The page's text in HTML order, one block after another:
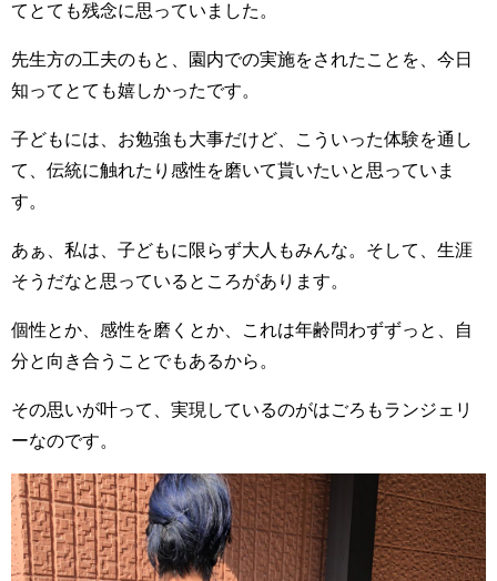
てとても残念に思っていました。
先生方の工夫のもと、園内での実施をされたことを、今日
知ってとても嬉しかったです。
子どもには、お勉強も大事だけど、こういった体験を通し
て、伝統に触れたり感性を磨いて貰いたいと思っていま
す。
あぁ、私は、子どもに限らず大人もみんな。そして、生涯
そうだなと思っているところがあります。
個性とか、感性を磨くとか、これは年齢問わずずっと、自
分と向き合うことでもあるから。
その思いが叶って、実現しているのがはごろもランジェリ
ーなのです。